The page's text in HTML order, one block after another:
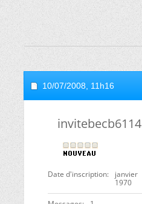
10/07/2008, 11h16
invitebecb6114
Date d'inscription
janvier
1970